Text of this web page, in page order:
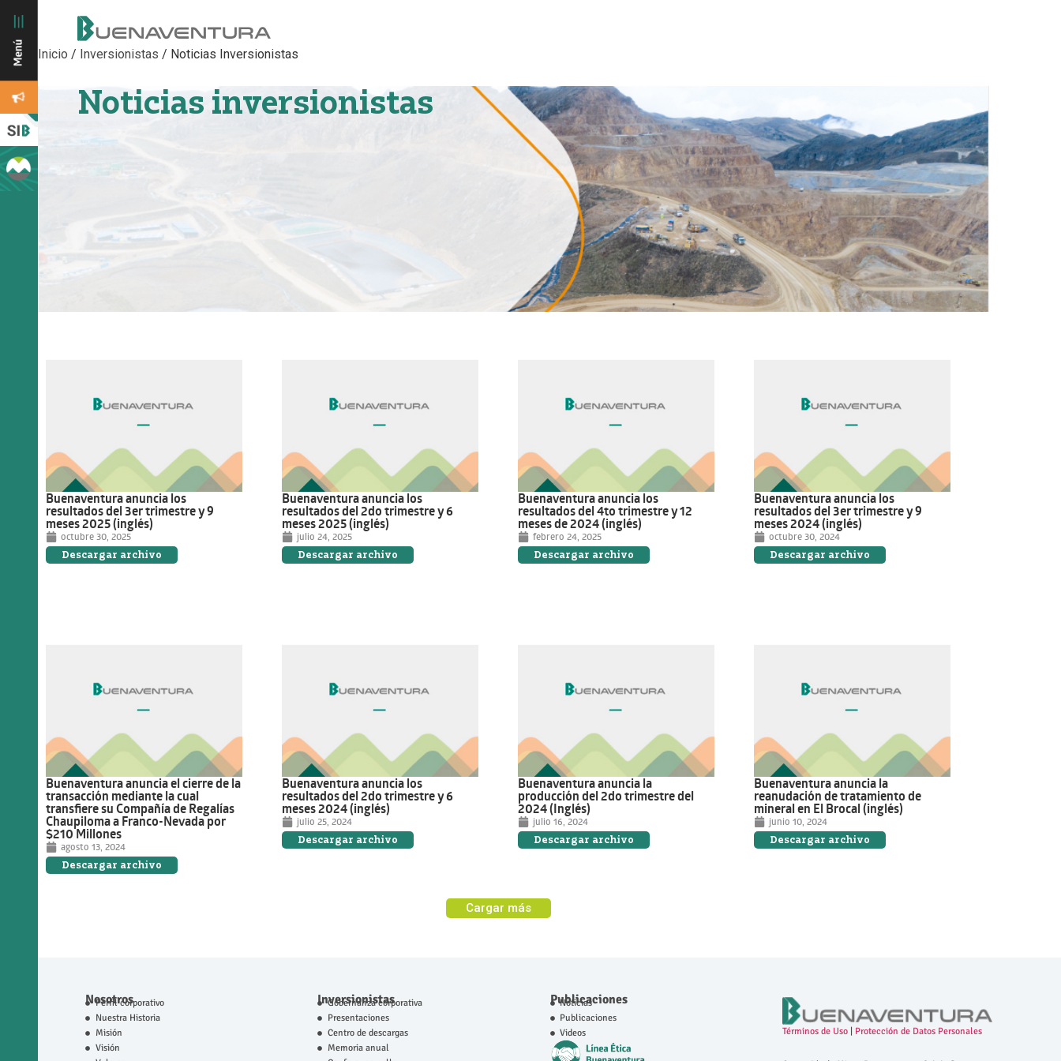
Inicio / Inversionistas / Noticias Inversionistas
Noticias inversionistas
Buenaventura anuncia los
resultados del 3er trimestre y 9
meses 2025 (inglés)
octubre 30, 2025
Descargar archivo
Buenaventura anuncia los
resultados del 2do trimestre y 6
meses 2025 (inglés)
julio 24, 2025
Descargar archivo
Buenaventura anuncia los
resultados del 4to trimestre y 12
meses de 2024 (inglés)
febrero 24, 2025
Descargar archivo
Buenaventura anuncia los
resultados del 3er trimestre y 9
meses 2024 (inglés)
octubre 30, 2024
Descargar archivo
Buenaventura anuncia el cierre de la
transacción mediante la cual
transfiere su Compañía de Regalías
Chaupiloma a Franco-Nevada por
$210 Millones
agosto 13, 2024
Descargar archivo
Buenaventura anuncia los
resultados del 2do trimestre y 6
meses 2024 (inglés)
julio 25, 2024
Descargar archivo
Buenaventura anuncia la
producción del 2do trimestre del
2024 (Inglés)
julio 16, 2024
Descargar archivo
Buenaventura anuncia la
reanudación de tratamiento de
mineral en El Brocal (inglés)
junio 10, 2024
Descargar archivo
Cargar más
Nosotros
Perfil corporativo
Nuestra Historia
Misión
Visión
Inversionistas
Gobernanza corporativa
Presentaciones
Centro de descargas
Memoria anual
Publicaciones
Noticias
Publicaciones
Videos
Términos de Uso| Protección de Datos Personales